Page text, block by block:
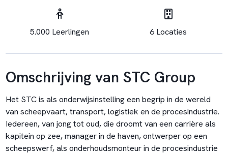
5.000 Leerlingen 6 Locaties
Omschrijving van STC Group
Het STC is als onderwijsinstelling een begrip in de wereld
van scheepvaart, transport, logistiek en de procesindustrie.
Iedereen, van jong tot oud, die droomt van een carrière als
kapitein op zee, manager in de haven, ontwerper op een
scheepswerf, als onderhoudsmonteur in de procesindustrie